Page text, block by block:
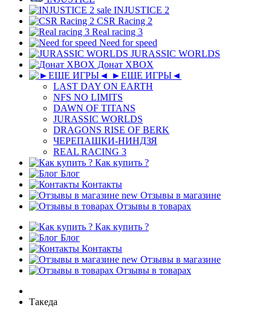
sale INJUSTICE 2
CSR Racing 2
Real racing 3
Need for speed
JURASSIC WORLDS
Донат XBOX
►ЕЩЕ ИГРЫ◄
LAST DAY ON EARTH
NFS NO LIMITS
DAWN OF TITANS
JURASSIC WORLDS
DRAGONS RISE OF BERK
ЧЕРЕПАШКИ-НИНДЗЯ
REAL RACING 3
Как купить ?
Блог
Контакты
new Отзывы в магазине
Отзывы в товарах
Как купить ?
Блог
Контакты
new Отзывы в магазине
Отзывы в товарах
Такеда